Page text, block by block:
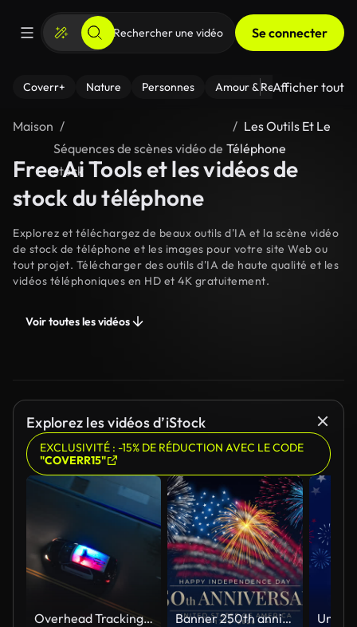
Se connecter
Coverr+ Nature Personnes Amour & Relations Le
Afficher tout
Maison
Séquences de scènes vidéo de
stock
Les Outils Et Le
Téléphone
Free Ai Tools et les vidéos de
stock du téléphone
Explorez et téléchargez de beaux outils d'IA et la scène vidéo
de stock de téléphone et les images pour votre site Web ou
tout projet. Télécharger des outils d'IA de haute qualité et les
vidéos téléphoniques en HD et 4K gratuitement.
Voir toutes les vidéos
Explorez les vidéos d’iStock
EXCLUSIVITÉ : -15% DE RÉDUCTION AVEC LE CODE
"COVERR15"
Overhead Tracking Drone Shot of a Police Car Driving on a City Street with Lights On at Night Banner 250th anniversary of the USA. 250 years of independence. 4th of july 2026 usa independence day, video greeting card. US flag fireworks on blue sky background. Fourth of july. 4k seamless loop